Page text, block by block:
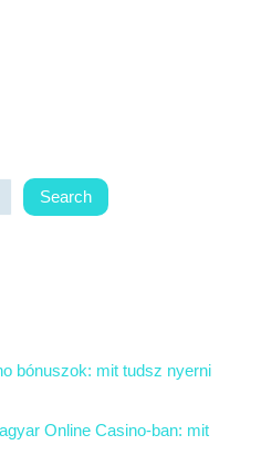
Search
bónuszok: mit tudsz nyerni
Online Casino-ban: mit